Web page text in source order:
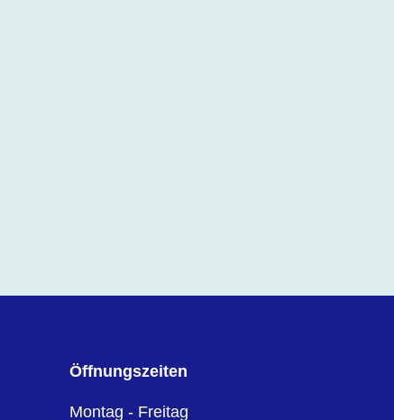
Öffnungszeiten
Montag - Freitag